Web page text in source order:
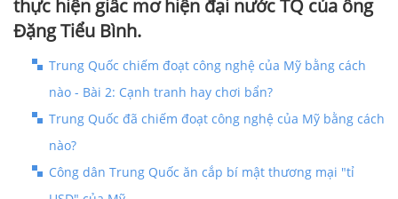
thực hiện giấc mơ hiện đại nước TQ của ông
Đặng Tiểu Bình.
Trung Quốc chiếm đoạt công nghệ của Mỹ bằng cách
nào - Bài 2: Cạnh tranh hay chơi bẩn?
Trung Quốc đã chiếm đoạt công nghệ của Mỹ bằng cách
nào?
Công dân Trung Quốc ăn cắp bí mật thương mại "tỉ